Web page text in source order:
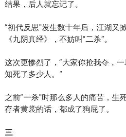
结果，后人就忘记了。
“初代反思”发生数十年后，江湖又
《九阴真经》，不妨叫“二杀”。
这次更惨烈了，“大家你抢我夺，
知死了多少人。”
之前“一杀”时那么多人的痛苦，生
存者黄裳的话，都成了狗屁了。
三